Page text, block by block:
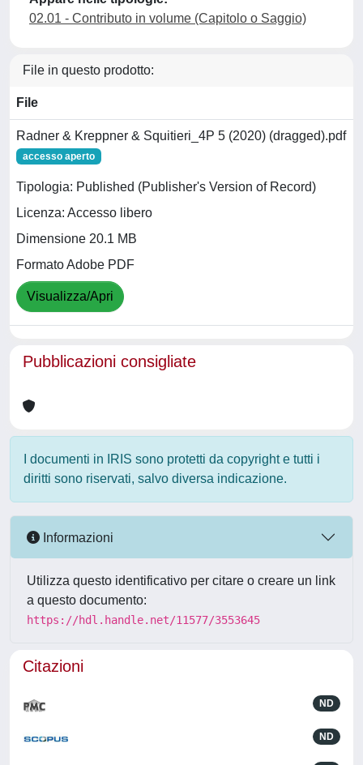
02.01 - Contributo in volume (Capitolo o Saggio)
File in questo prodotto:
File
Radner & Kreppner & Squitieri_4P 5 (2020) (dragged).pdf
accesso aperto
Tipologia: Published (Publisher's Version of Record)
Licenza: Accesso libero
Dimensione 20.1 MB
Formato Adobe PDF
Visualizza/Apri
Pubblicazioni consigliate
I documenti in IRIS sono protetti da copyright e tutti i
diritti sono riservati, salvo diversa indicazione.
Informazioni
Utilizza questo identificativo per citare o creare un link
a questo documento:
https://hdl.handle.net/11577/3553645
Citazioni
ND
ND